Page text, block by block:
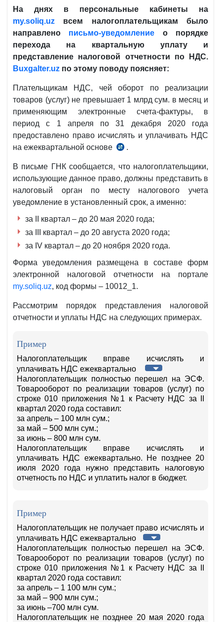
На днях в персональные кабинеты на
my.soliq.uz
всем налогоплательщикам было
направлено письмо-уведомление
о порядке
перехода на квартальную уплату и
представление налоговой отчетности по НДС.
Buxgalter.uz по этому поводу поясняет:
Плательщикам НДС, чей оборот по реализации
товаров (услуг) не превышает 1 млрд сум. в месяц и
применяющим электронные счета-фактуры, в
период с 1 апреля по 31 декабря 2020 года
предоставлено право исчислять и уплачивать НДС
на ежеквартальной основе
п.4
апреля
года
.
В письме ГНК сообщается, что налогоплательщики,
использующие данное право, должны представить в
налоговый орган по месту налогового учета
уведомление в установленный срок, а именно:
за II квартал – до 20 мая 2020 года;
за III квартал – до 20 августа 2020 года;
за IV квартал – до 20 ноября 2020 года.
Форма уведомления размещена в составе форм
электронной налоговой отчетности на
портале
my.soliq.uz, код формы – 10012_1.
Рассмотрим порядок представления налоговой
отчетности и уплаты НДС на следующих примерах.
Пример
Налогоплательщик вправе исчислять и
уплачивать НДС ежеквартально
Налогоплательщик полностью перешел на ЭСФ.
Товарооборот по реализации товаров (услуг) по
строке 010 приложения №1 к Расчету НДС за II
квартал 2020 года составил:
за апрель – 100 млн сум.;
за май – 500 млн сум.;
за июнь – 800 млн сум.
Налогоплательщик вправе исчислять и
уплачивать НДС ежеквартально. Не позднее 20
июля 2020 года нужно представить налоговую
отчетность по НДС и уплатить налог в бюджет.
Пример
Налогоплательщик не получает право исчислять и
уплачивать НДС ежеквартально
Налогоплательщик полностью перешел на ЭСФ.
Товарооборот по реализации товаров (услуг) по
строке 010 приложения №1 к Расчету НДС за II
квартал 2020 года составил:
за апрель – 1 100 млн сум.;
за май – 900 млн сум.;
за июнь –700 млн сум.
Налогоплательщик не позднее 20 мая 2020 года